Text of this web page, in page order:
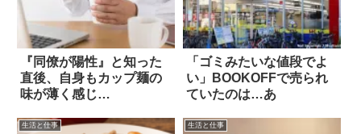
『同僚が陽性』と知った
直後、自身もカップ麺の
味が薄く感じ…
「ゴミみたいな値段でよ
い」BOOKOFFで売られ
ていたのは…あ
生活と仕事 生活と仕事